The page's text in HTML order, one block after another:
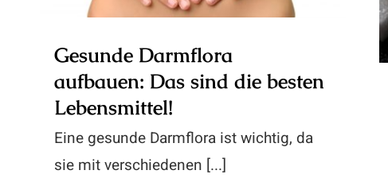
Gesunde Darmflora
aufbauen: Das sind die besten
Lebensmittel!
Eine gesunde Darmflora ist wichtig, da
sie mit verschiedenen [...]